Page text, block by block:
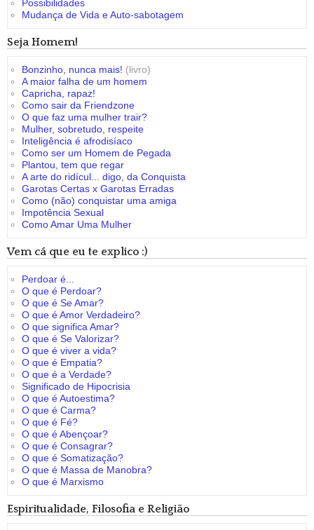
Possibilidades
Mudança de Vida e Auto-sabotagem
Seja Homem!
Bonzinho, nunca mais! (livro)
A maior falha de um homem
Capricha, rapaz!
Como sair da Friendzone
O que faz uma mulher trair?
Mulher, sobretudo, respeite
Inteligência é afrodisíaco
Como ser um Homem de Pegada
Plantou, tem que regar
A arte do ridícul... digo, da Conquista
Garotas Certas x Garotas Erradas
Como (não) conquistar uma amiga
Impotência Sexual
Como Amar Uma Mulher
Vem cá que eu te explico :)
Perdoar é...
O que é Perdoar?
O que é Se Amar?
O que é Amor Verdadeiro?
O que significa Amar?
O que é Se Valorizar?
O que é viver a vida?
O que é Empatia?
O que é a Verdade?
Significado de Hipocrisia
O que é Autoestima?
O que é Carma?
O que é Fé?
O que é Abençoar?
O que é Consagrar?
O que é Somatização?
O que é Massa de Manobra?
O que é Marxismo
Espiritualidade, Filosofia e Religião